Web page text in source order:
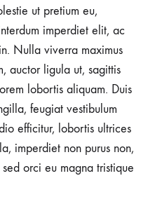
ut pretium eu,
imperdiet elit, ac
Nulla viverra maximus
auctor ligula ut, sagittis
lobortis aliquam. Duis
feugiat vestibulum
efficitur, lobortis ultrices
imperdiet non purus non,
orci eu magna tristique